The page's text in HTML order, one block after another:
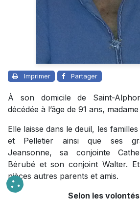
Imprimer Partager
À son domicile de Saint-
décédée à l’âge de 91 ans,
Elle laisse dans le deuil, les
et Pelletier ainsi que ses
Jeansonne, sa conjointe
Bérubé et son conjoint Walter.
nièces autres parents et amis.
Selon les